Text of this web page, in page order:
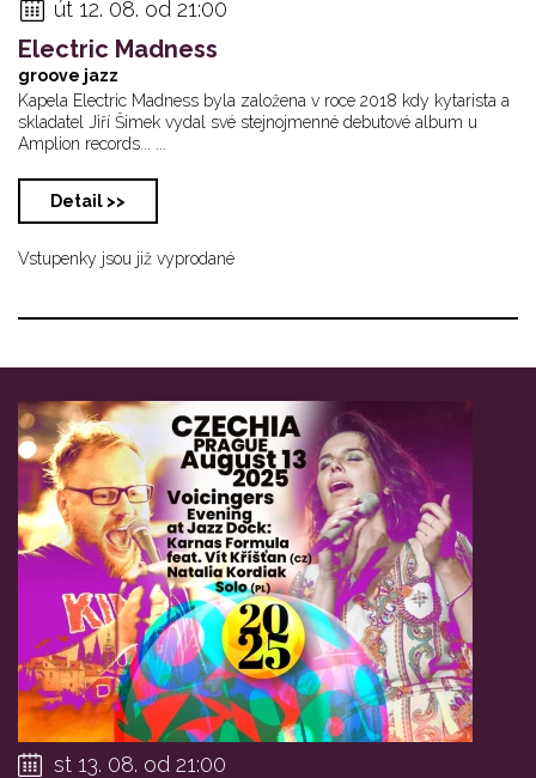
út 12. 08. od 21:00
Electric Madness
groove jazz
Kapela Electric Madness byla založena v roce 2018 kdy kytarista a
skladatel Jiří Šimek vydal své stejnojmenné debutové album u
Amplion records... ...
Detail >>
Vstupenky jsou již vyprodané
st 13. 08. od 21:00